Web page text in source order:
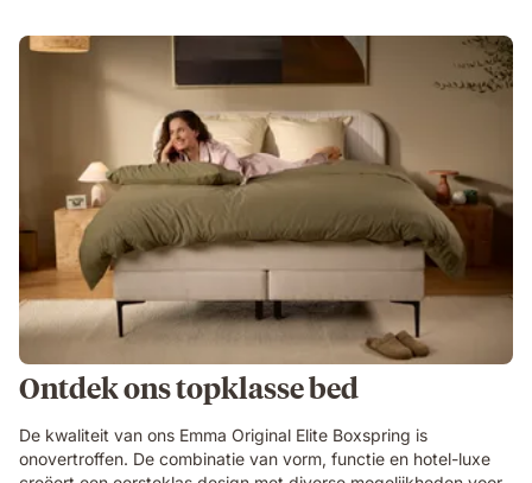
Ontdek ons topklasse bed
De kwaliteit van ons Emma Original Elite Boxspring is
onovertroffen. De combinatie van vorm, functie en hotel-luxe